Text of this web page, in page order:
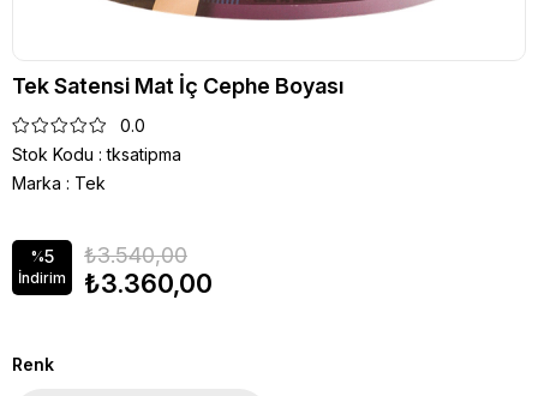
Tek Satensi Mat İç Cephe Boyası
0.0
Stok Kodu
tksatipma
Marka : Tek
%5
İndirim
₺3.540,00
₺3.360,00
Renk